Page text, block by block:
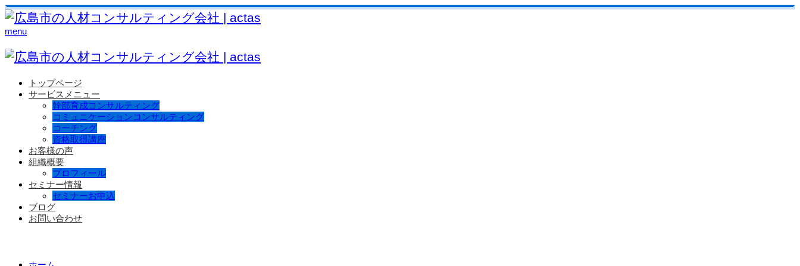
menu
トップページ
サービスメニュー
幹部育成コンサルティング
コミュニケーションコンサルティング
コーチング
資格取得講座
お客様の声
組織概要
プロフィール
セミナー情報
セミナーお申込
ブログ
お問い合わせ